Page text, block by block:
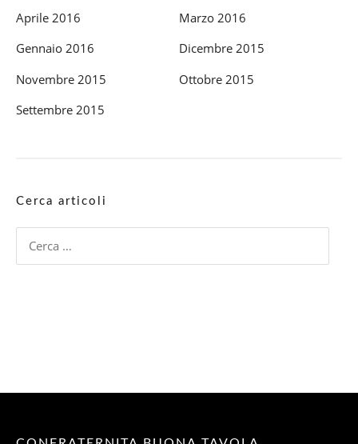
Aprile 2016
Marzo 2016
Gennaio 2016
Dicembre 2015
Novembre 2015
Ottobre 2015
Settembre 2015
Cerca articoli
per: